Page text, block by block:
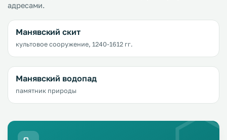
адресами.
Манявский скит
культовое сооружение, 1240-1612 гг.
Манявский водопад
памятник природы